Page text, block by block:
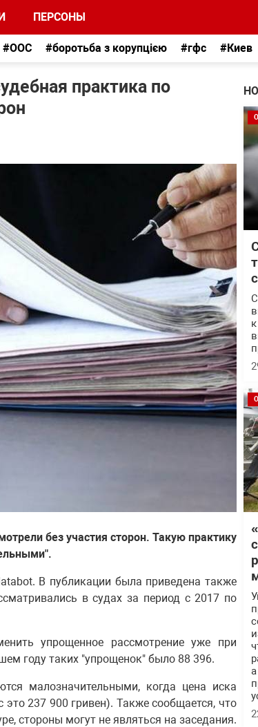
ПЕРСОНЫ
#ООС #боротьба з корупцією #гфс #Киев
практика по
без участия сторон. Такую практику
В публикации была приведена также
в судах за период с 2017 по
упрощенное рассмотрение уже при
году таких "упрощенок" было 88 396.
малозначительными, когда цена иска
237 900 гривен). Также сообщается, что
стороны могут не являться на заседания.